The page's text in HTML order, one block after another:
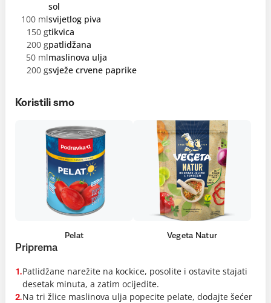
sol
100 mlsvijetlog piva
150 gtikvica
200 gpatlidžana
50 mlmaslinova ulja
200 gsvježe crvene paprike
Koristili smo
Pelat Vegeta Natur
Priprema
1.Patlidžane narežite na kockice, posolite i ostavite stajati
desetak minuta, a zatim ocijedite.
2.Na tri žlice maslinova ulja popecite pelate, dodajte šećer